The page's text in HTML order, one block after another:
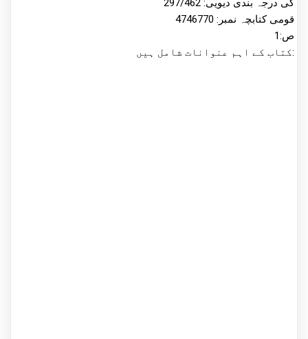
کی درجہ بندی دیویی: 297/462
قومی کتابچہ نمبر: 4746770
ص:1
کتاب کے اہم عنوانات شامل ہیں: